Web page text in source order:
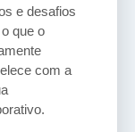
e desafios
que o
com a